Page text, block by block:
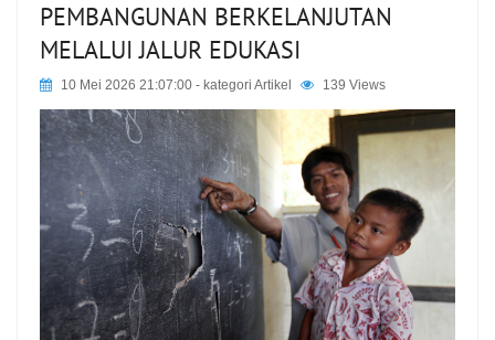
PEMBANGUNAN BERKELANJUTAN
MELALUI JALUR EDUKASI
10 Mei 2026 21:07:00 - kategori Artikel 139 Views